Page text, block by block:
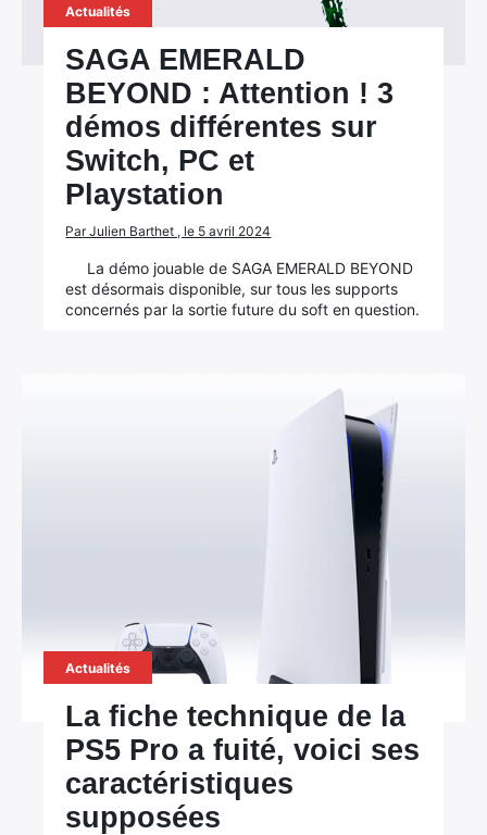
Actualités
SAGA EMERALD
BEYOND : Attention ! 3
démos différentes sur
Switch, PC et
Playstation
Par Julien Barthet , le 5 avril 2024
La démo jouable de SAGA EMERALD BEYOND
est désormais disponible, sur tous les supports
concernés par la sortie future du soft en question.
Actualités
La fiche technique de la
PS5 Pro a fuité, voici ses
caractéristiques
supposées